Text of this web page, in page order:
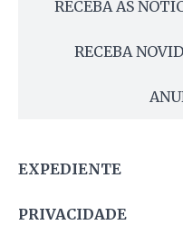
RECEBA AS
RECEBA
EXPEDIENTE
PRIVACIDADE